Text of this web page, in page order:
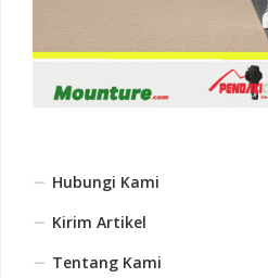
Hubungi Kami
Kirim Artikel
Tentang Kami